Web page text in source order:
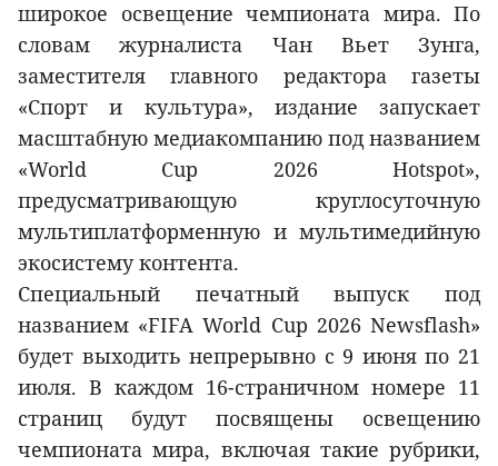
широкое освещение чемпионата мира. По
словам журналиста Чан Вьет Зунга,
заместителя главного редактора газеты
«Спорт и культура», издание запускает
масштабную медиакомпанию под названием
«World Cup 2026 Hotspot»,
предусматривающую круглосуточную
мультиплатформенную и мультимедийную
экосистему контента.
Специальный печатный выпуск под
названием «FIFA World Cup 2026 Newsflash»
будет выходить непрерывно с 9 июня по 21
июля. В каждом 16-страничном номере 11
страниц будут посвящены освещению
чемпионата мира, включая такие рубрики,